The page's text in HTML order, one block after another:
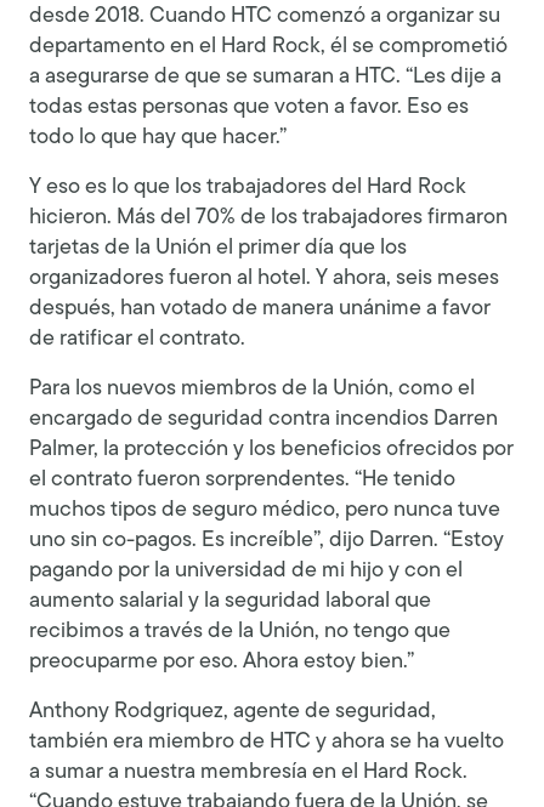
desde 2018. Cuando HTC comenzó a organizar su
departamento en el Hard Rock, él se comprometió
a asegurarse de que se sumaran a HTC. “Les dije a
todas estas personas que voten a favor. Eso es
todo lo que hay que hacer.”
Y eso es lo que los trabajadores del Hard Rock
hicieron. Más del 70% de los trabajadores firmaron
tarjetas de la Unión el primer día que los
organizadores fueron al hotel. Y ahora, seis meses
después, han votado de manera unánime a favor
de ratificar el contrato.
Para los nuevos miembros de la Unión, como el
encargado de seguridad contra incendios Darren
Palmer, la protección y los beneficios ofrecidos por
el contrato fueron sorprendentes. “He tenido
muchos tipos de seguro médico, pero nunca tuve
uno sin co-pagos. Es increíble”, dijo Darren. “Estoy
pagando por la universidad de mi hijo y con el
aumento salarial y la seguridad laboral que
recibimos a través de la Unión, no tengo que
preocuparme por eso. Ahora estoy bien.”
Anthony Rodgriquez, agente de seguridad,
también era miembro de HTC y ahora se ha vuelto
a sumar a nuestra membresía en el Hard Rock.